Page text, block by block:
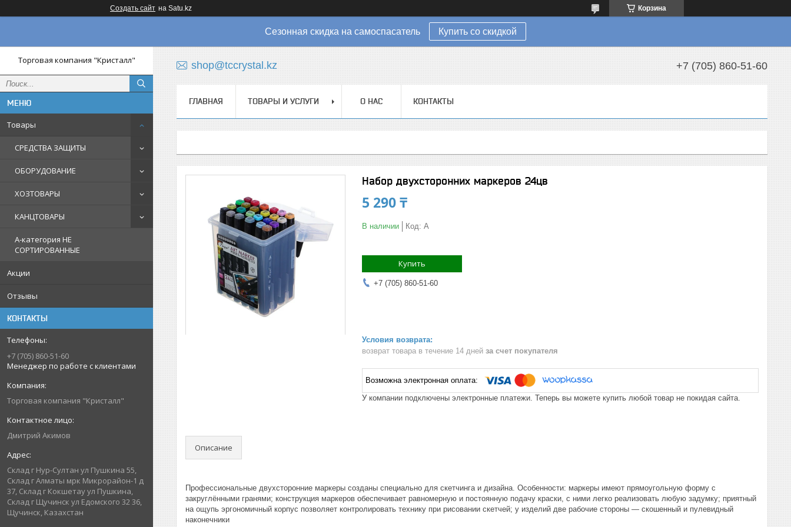
Создать сайт на Satu.kz Корзина
Сезонная скидка на самоспасатель Купить со скидкой
Торговая компания "Кристалл"
Товары
СРЕДСТВА ЗАЩИТЫ
ОБОРУДОВАНИЕ
ХОЗТОВАРЫ
КАНЦТОВАРЫ
A-категория НЕ
СОРТИРОВАННЫЕ
Акции
Отзывы
КОНТАКТЫ
+7 (705) 860-51-60
Менеджер по работе с клиентами
Торговая компания "Кристалл"
Дмитрий Акимов
Склад г Нур-Султан ул Пушкина 55,
Склад г Алматы мрк Микрорайон-1 д
37, Склад г Кокшетау ул Пушкина,
Склад г Щучинск ул Едомского 32 36,
Щучинск, Казахстан
shop@tccrystal.kz +7 (705) 860-51-60
ГЛАВНАЯ ТОВАРЫ И УСЛУГИ О НАС КОНТАКТЫ
Набор двухсторонних маркеров 24цв
5 290 ₸
В наличии Код: А
Купить
+7 (705) 860-51-60
возврат товара в течение 14 дней за счет покупателя
У компании подключены электронные платежи. Теперь вы можете купить любой товар не покидая сайта.
Описание
Профессиональные двухсторонние маркеры созданы специально для скетчинга и дизайна. Особенности: маркеры имеют прямоугольную форму с
закруглёнными гранями; конструкция маркеров обеспечивает равномерную и постоянную подачу краски, с ними легко реализовать любую задумку; приятный
на ощупь эргономичный корпус позволяет контролировать технику при рисовании скетчей; у изделий две рабочие стороны — скошенный и пулевидный
наконечники